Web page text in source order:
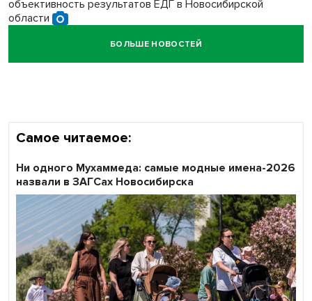
объективность результатов ЕДГ в Новосибирской
области
Кибертанки пошли в бой: «Ростелеком» объявляет
БОЛЬШЕ НОВОСТЕЙ
Самое читаемое:
Ни одного Мухаммеда: самые модные имена-2026
назвали в ЗАГСах Новосибирска